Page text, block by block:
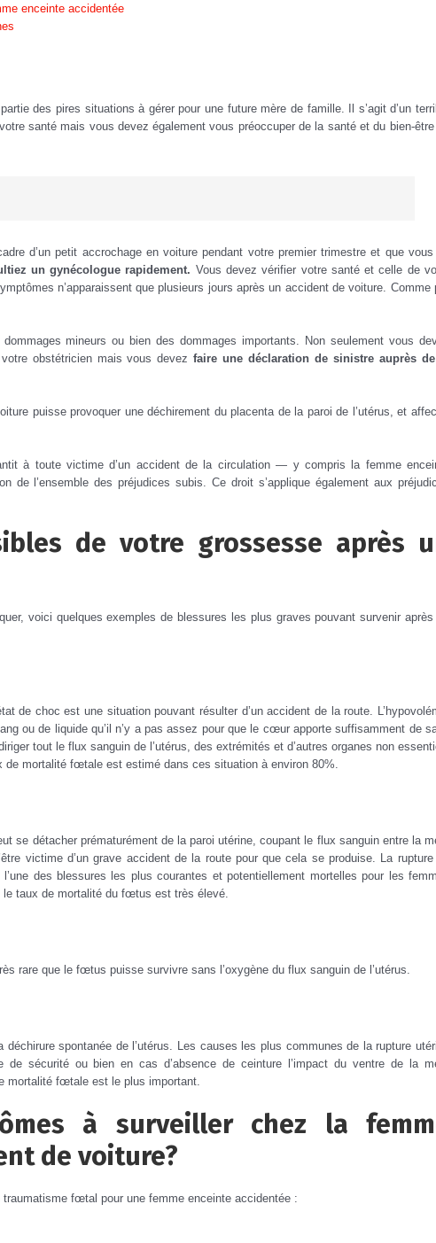
enceinte accidentée
des pires situations à gérer pour une future mère de famille. Il s’agit d’un
santé mais vous devez également vous préoccuper de la santé et du bien-
d’un petit accrochage en voiture pendant votre premier trimestre et que vous
un gynécologue rapidement. Vous devez vérifier votre santé et celle de
n’apparaissent que plusieurs jours après un accident de voiture. Comme
mineurs ou bien des dommages importants. Non seulement vous
obstétricien mais vous devezfaire une déclaration de sinistre auprès
puisse provoquer une déchirement du placenta de la paroi de l’utérus, et
à toute victime d’un accident de la circulation — y compris la femme
l’ensemble des préjudices subis. Ce droit s’applique également aux
de votre grossesse après
voici quelques exemples de blessures les plus graves pouvant survenir
de choc est une situation pouvant résulter d’un accident de la route.
ou de liquide qu’il n’y a pas assez pour que le cœur apporte suffisamment de
tout le flux sanguin de l’utérus, des extrémités et d’autres organes non
de mortalité fœtale est estimé dans ces situation à environ 80%.
se détacher prématurément de la paroi utérine, coupant le flux sanguin entre la
victime d’un grave accident de la route pour que cela se produise. La
l’une des blessures les plus courantes et potentiellement mortelles pour les
taux de mortalité du fœtus est très élevé.
rare que le fœtus puisse survivre sans l’oxygène du flux sanguin de l’utérus.
spontanée de l’utérus. Les causes les plus communes de la rupture
sécurité ou bien en cas d’absence de ceinture l’impact du ventre de la
mortalité fœtale est le plus important.
à surveiller chez la
de voiture?
fœtal pour une femme enceinte accidentée :